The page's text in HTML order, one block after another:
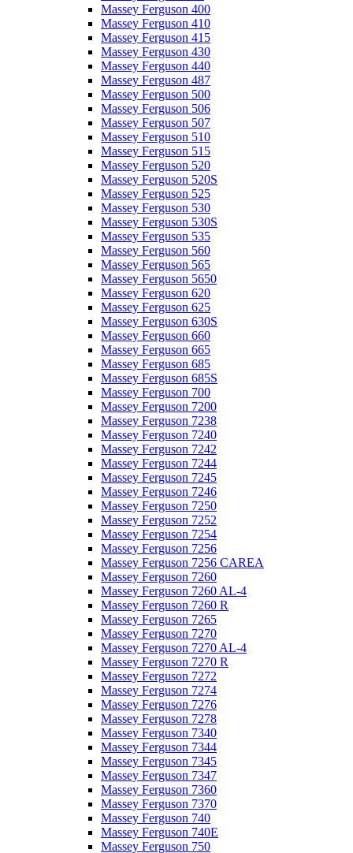
Massey Ferguson 400
Massey Ferguson 410
Massey Ferguson 415
Massey Ferguson 430
Massey Ferguson 440
Massey Ferguson 487
Massey Ferguson 500
Massey Ferguson 506
Massey Ferguson 507
Massey Ferguson 510
Massey Ferguson 515
Massey Ferguson 520
Massey Ferguson 520S
Massey Ferguson 525
Massey Ferguson 530
Massey Ferguson 530S
Massey Ferguson 535
Massey Ferguson 560
Massey Ferguson 565
Massey Ferguson 5650
Massey Ferguson 620
Massey Ferguson 625
Massey Ferguson 630S
Massey Ferguson 660
Massey Ferguson 665
Massey Ferguson 685
Massey Ferguson 685S
Massey Ferguson 700
Massey Ferguson 7200
Massey Ferguson 7238
Massey Ferguson 7240
Massey Ferguson 7242
Massey Ferguson 7244
Massey Ferguson 7245
Massey Ferguson 7246
Massey Ferguson 7250
Massey Ferguson 7252
Massey Ferguson 7254
Massey Ferguson 7256
Massey Ferguson 7256 CAREA
Massey Ferguson 7260
Massey Ferguson 7260 AL-4
Massey Ferguson 7260 R
Massey Ferguson 7265
Massey Ferguson 7270
Massey Ferguson 7270 AL-4
Massey Ferguson 7270 R
Massey Ferguson 7272
Massey Ferguson 7274
Massey Ferguson 7276
Massey Ferguson 7278
Massey Ferguson 7340
Massey Ferguson 7344
Massey Ferguson 7345
Massey Ferguson 7347
Massey Ferguson 7360
Massey Ferguson 7370
Massey Ferguson 740
Massey Ferguson 740E
Massey Ferguson 750